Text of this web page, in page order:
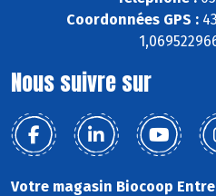
Coordonnées GPS :
Nous suivre sur
Votre magasin Biocoop